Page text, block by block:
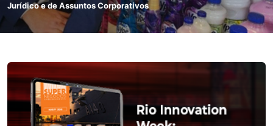
Jurídico e de Assuntos Corporativos